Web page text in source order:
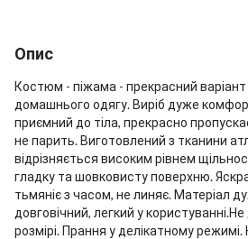
Опис
Костюм - піжама - прекрасний варіант
домашнього одягу. Виріб дуже
приємний до тіла, прекрасно
не парить. Виготовлений з тканини
відрізняється високим рівнем
гладку та шовковисту поверхню.
тьмяніє з часом, не линяє. Матеріал
довговічний, легкий у
розмірі. Прання у делікатному